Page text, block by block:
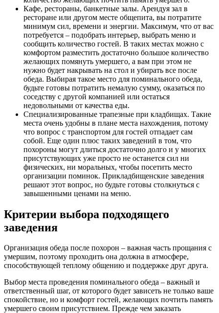
Кафе, рестораны, банкетные залы. Арендуя зал в
ресторане или другом месте общепита, вы потратите
минимум сил, времени и энергии. Максимум, что от вас
потребуется – подобрать интерьер, выбрать меню и
сообщить количество гостей. В таких местах можно с
комфортом разместить достаточно большое количество
желающих помянуть умершего, а вам при этом не
нужно будет накрывать на стол и убирать все после
обеда. Выбирая такое место для поминального обеда,
будьте готовы потратить немалую сумму, оказаться по
соседству с другой компанией или остаться
недовольными от качества еды.
Специализированные трапезные при кладбищах. Такие
места очень удобны в плане места нахождения, потому
что вопрос с транспортом для гостей отпадает сам
собой. Еще один плюс таких заведений в том, что
похороны могут длиться достаточно долго и у многих
присутствующих уже просто не останется сил ни
физических, ни моральных, чтобы посетить место
организации поминок. Прикладбищенские заведения
решают этот вопрос, но будьте готовы столкнуться с
завышенными ценами на меню.
Критерии выбора подходящего
заведения
Организация обеда после похорон – важная часть прощания с
умершим, поэтому проходить она должна в атмосфере,
способствующей теплому общению и поддержке друг друга.
Выбор места проведения поминального обеда – важный и
ответственный шаг, от которого будет зависеть не только ваше
спокойствие, но и комфорт гостей, желающих почтить память
умершего своим присутствием. Прежде чем заказать